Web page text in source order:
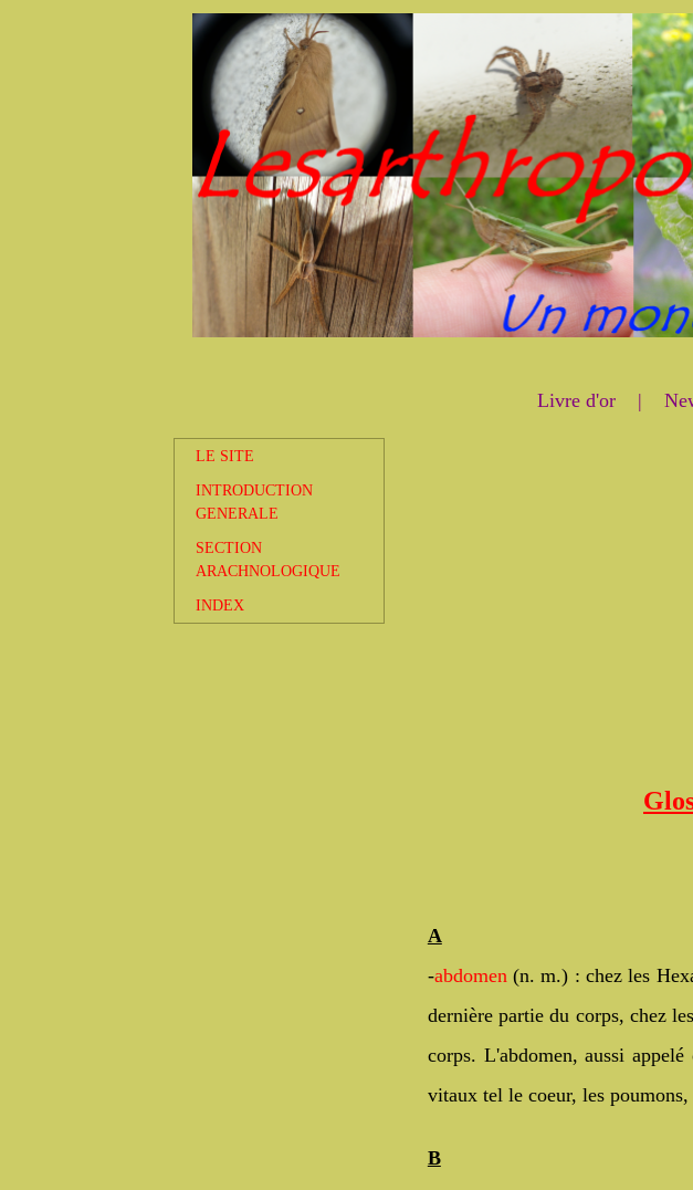
Livre d'or |
LE SITE
INTRODUCTION
GENERALE
SECTION
ARACHNOLOGIQUE
INDEX
A
-abdomen(n. m.) : chez les
dernière partie du corps, chez
corps. L'abdomen, aussi
vitaux tel le coeur, les poumons,
B